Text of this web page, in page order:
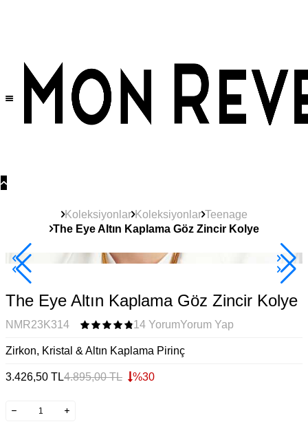
Koleksiyonlar Koleksiyonlar Teenage
The Eye Altın Kaplama Göz Zincir Kolye
2+ Ürüne +%10
The Eye Altın Kaplama Göz Zincir Kolye
NMR23K314 14 YorumYorum Yap
Zirkon, Kristal & Altın Kaplama Pirinç
3.426,50 TL4.895,00TL %30